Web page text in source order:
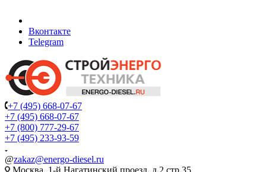
Вконтакте
Telegram
+7 (495) 668-07-67
+7 (495) 668-07-67
+7 (800) 777-29-67
+7 (495) 233-93-59
@zakaz@energo-diesel.ru
Москва, 1-й Нагатинский проезд, д.2 стр.35